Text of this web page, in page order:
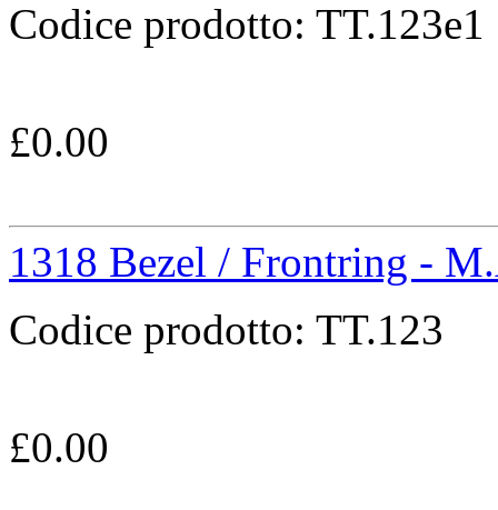
Codice prodotto: TT.123e1
£0.00
1318 Bezel / Frontring -
Codice prodotto: TT.123
£0.00